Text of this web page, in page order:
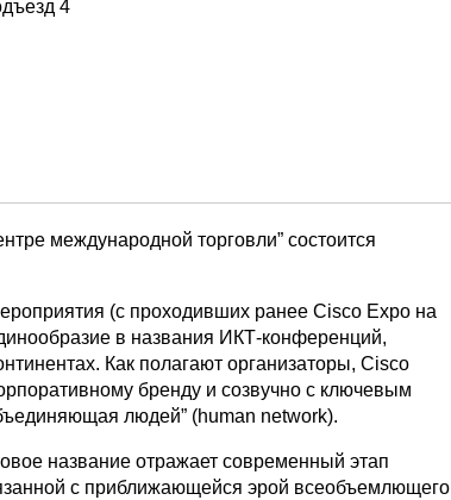
4
международной торговли” состоится
(с проходивших ранее Cisco Expo на
в названия ИКТ-конференций,
Как полагают организаторы, Cisco
бренду и созвучно с ключевым
людей” (human network).
название отражает современный этап
с приближающейся эрой всеобъемлющего